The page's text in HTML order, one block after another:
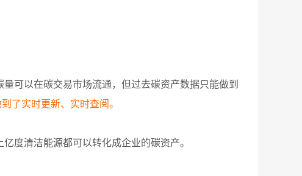
可以在碳交易市场流通，但过去碳资产数据只能做到
了实时更新、实时查阅。
度清洁能源都可以转化成企业的碳资产。